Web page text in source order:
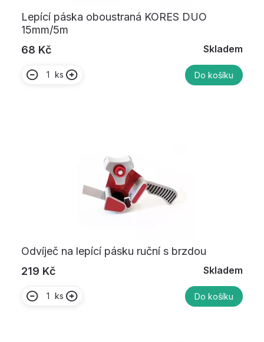
Lepící páska oboustraná KORES DUO
15mm/5m
68 Kč
Skladem
ks Do košíku
Odvíječ na lepící pásku ruční s brzdou
219 Kč
Skladem
ks Do košíku